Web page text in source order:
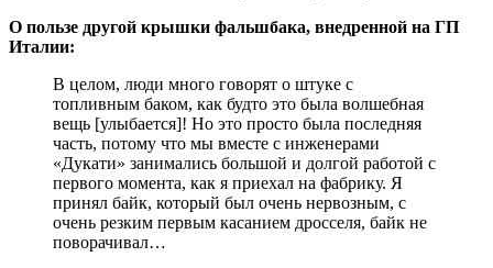
О пользе другой крышки фальшбака, внедренной на ГП
Италии:
В целом, люди много говорят о штуке с
топливным баком, как будто это была волшебная
вещь [улыбается]! Но это просто была последняя
часть, потому что мы вместе с инженерами
«Дукати» занимались большой и долгой работой с
первого момента, как я приехал на фабрику. Я
принял байк, который был очень нервозным, с
очень резким первым касанием дросселя, байк не
поворачивал…